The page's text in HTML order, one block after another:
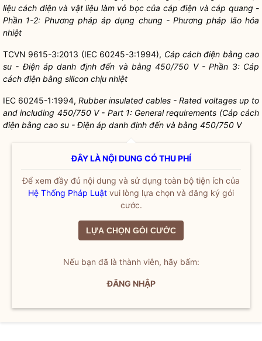
liệu cách điện và vật liệu làm vỏ bọc của cáp điện và cáp quang -
Phần 1-2: Phương pháp áp dụng chung - Phương pháp lão hóa
nhiệt
TCVN 9615-3:2013 (IEC 60245-3:1994), Cáp cách điện bằng cao
su - Điện áp danh định đến và bằng 450/750 V - Phần 3: Cáp
cách điện bằng silicon chịu nhiệt
IEC 60245-1:1994, Rubber insulated cables - Rated voltages up to
and including 450/750 V - Part 1: General requirements (Cáp cách
điện bằng cao su - Điện áp danh định đến và bằng 450/750 V
ĐÂY LÀ NỘI DUNG CÓ THU PHÍ
Để xem đầy đủ nội dung và sử dụng toàn bộ tiện ích của
Hệ Thống Pháp Luật vui lòng lựa chọn và đăng ký gói
cước.
LỰA CHỌN GÓI CƯỚC
Nếu bạn đã là thành viên, hãy bấm:
ĐĂNG NHẬP